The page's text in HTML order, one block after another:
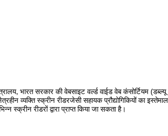
भारत सरकार की वेबसाइट वर्ल्‍ड वाईड वेब कंसोर्टियम (डब्‍ल्‍यू
व्‍यक्‍ति स्‍क्रीन रीडरजेसी सहायक प्रौद्योगिकियों का
स्‍क्रीन रीडरों द्वारा प्राप्‍त किया जा सकता है।